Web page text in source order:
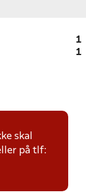
1
1
skal
på tlf: